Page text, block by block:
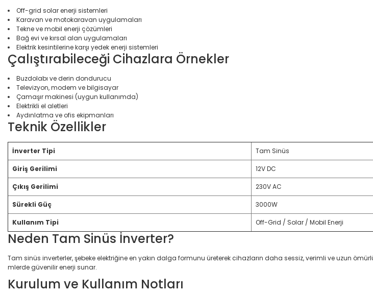
Off-grid solar enerji sistemleri
Karavan ve motokaravan uygulamaları
Tekne ve mobil enerji çözümleri
Bağ evi ve kırsal alan uygulamaları
Elektrik kesintilerine karşı yedek enerji sistemleri
Çalıştırabileceği Cihazlara Örnekler
Buzdolabı ve derin dondurucu
Televizyon, modem ve bilgisayar
Çamaşır makinesi (uygun kullanımda)
Elektrikli el aletleri
Aydınlatma ve ofis ekipmanları
Teknik Özellikler
İnverter Tipi Tam Sinüs
Giriş Gerilimi 12V DC
Çıkış Gerilimi 230V AC
Sürekli Güç 3000W
Kullanım Tipi Off-Grid / Solar / Mobil Enerji
Neden Tam Sinüs İnverter?
Tam sinüs inverterler, şebeke elektriğine en yakın dalga formunu üreterek cihazların daha sessiz, verimli ve uzun
mlerde güvenilir enerji sunar.
Kurulum ve Kullanım Notları